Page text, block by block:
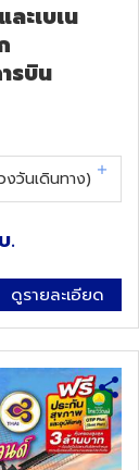
ะเบเน
รบิน
งวันเดินทาง)
บ.
ดูรายละเอียด